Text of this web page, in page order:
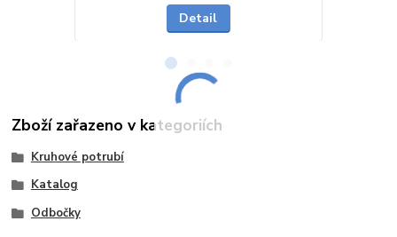
Detail
Zboží zařazeno v kategoriích
Kruhové potrubí
Katalog
Odbočky